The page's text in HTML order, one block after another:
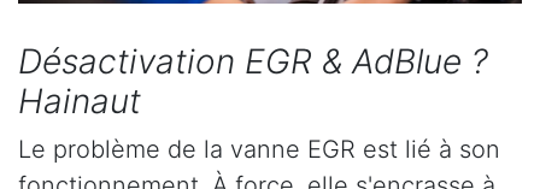
Désactivation EGR & AdBlue ?
Hainaut
Le problème de la vanne EGR est lié à son